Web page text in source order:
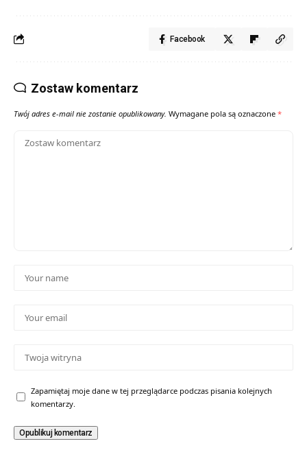
Facebook
Zostaw komentarz
Twój adres e-mail nie zostanie opublikowany. Wymagane pola są oznaczone *
Zapamiętaj moje dane w tej przeglądarce podczas pisania kolejnych
komentarzy.